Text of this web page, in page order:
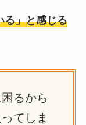
る」と感じる
るから
てしま